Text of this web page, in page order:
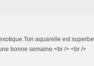
aquarelle est superbe
bonne semaine.<br /> <br />